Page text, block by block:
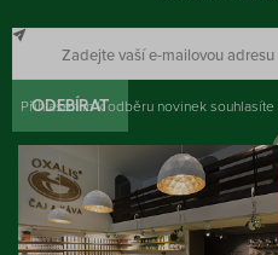
ODEBÍRAT
Přihlášením k odběru novinek souhlasíte